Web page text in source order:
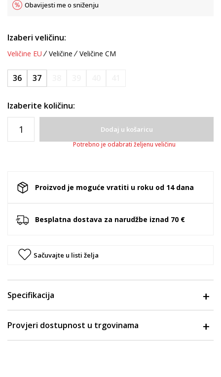
Obavijesti me o sniženju
Izaberi veličinu:
Veličine EU Veličine Veličine CM
36 37
Izaberite količinu:
Dodaj u košaricu
Potrebno je odabrati željenu veličinu
Proizvod je moguće vratiti u roku od 14 dana
Besplatna dostava za narudžbe iznad 70 €
Sačuvajte u listi želja
Specifikacija
Provjeri dostupnost u trgovinama